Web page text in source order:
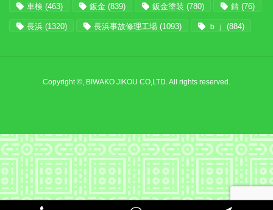
車検 (463) 鈑金 (839) 鈑金塗装 (780) 錆 (76)
長浜 (1320) 長浜事故修理工場 (1093) ｂｊ (884)
Copyright ©, BIWAKO JIKOU CO,LTD. All rights reserved.